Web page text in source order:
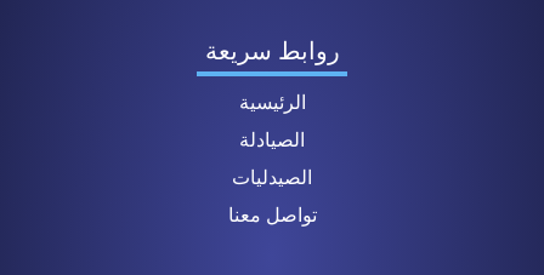
روابط سريعة
الرئيسية
الصيادلة
الصيدليات
تواصل معنا